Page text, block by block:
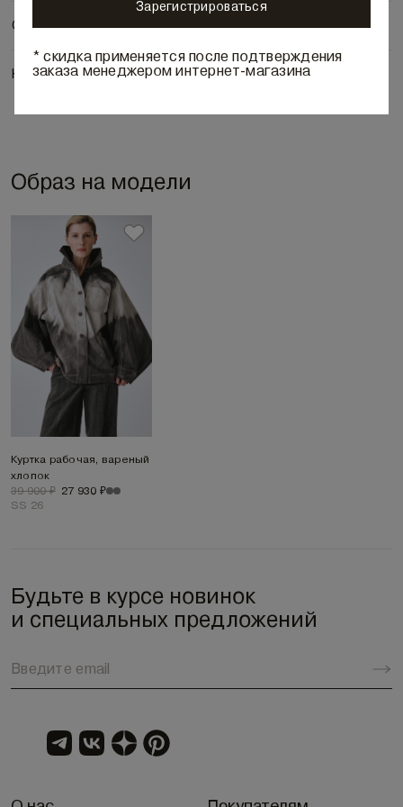
Состав и уход
Наличие в бутиках
Образ на модели
Куртка рабочая, вареный
хлопок
39 900 ₽ 27 930 ₽
SS 26
Будьте в курсе новинок
и специальных предложений
Зарегистрироваться
* скидка применяется после подтверждения
заказа менеджером интернет-магазина